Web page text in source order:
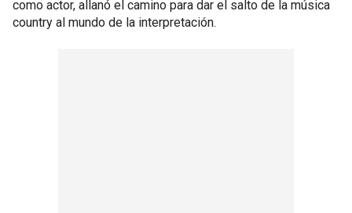
como actor, allanó el camino para dar el salto de la música
country al mundo de la interpretación.